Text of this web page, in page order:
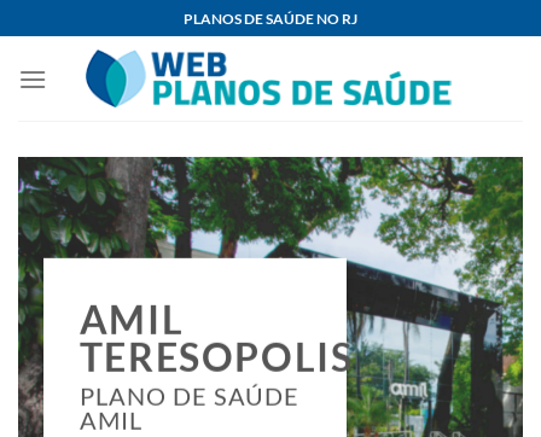
content
PLANOS DE SAÚDE NO RJ
AMIL
TERESOPOLIS
PLANO DE SAÚDE
AMIL